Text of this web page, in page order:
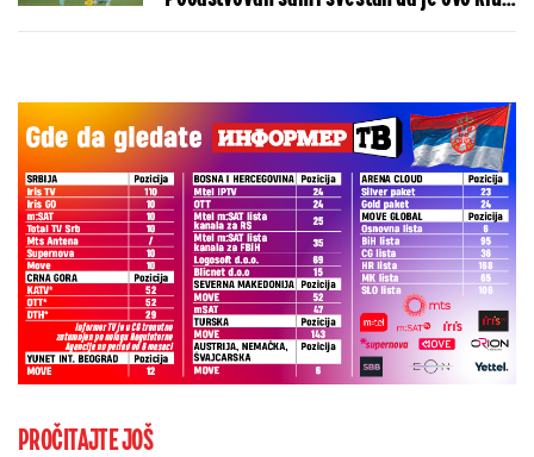
sa velikom istorijom"
PROČITAJTE JOŠ